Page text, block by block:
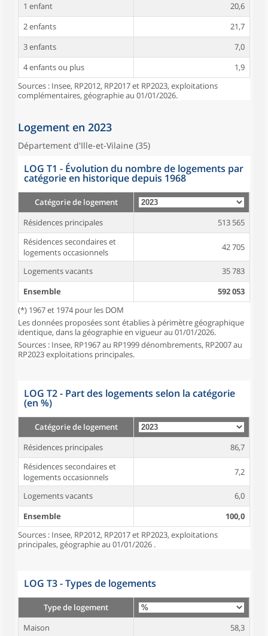
1 enfant
20,6
2 enfants
21,7
3 enfants
7,0
4 enfants ou plus
1,9
Sources : Insee, RP2012, RP2017 et RP2023, exploitations
complémentaires, géographie au 01/01/2026.
Logement en 2023
Département d'Ille-et-Vilaine (35)
LOG T1 - Évolution du nombre de logements par
catégorie en historique depuis 1968
Catégorie de logement
Résidences principales
513 565
Résidences secondaires et
logements occasionnels
42 705
Logements vacants
35 783
Ensemble
592 053
(*) 1967 et 1974 pour les DOM
Les données proposées sont établies à périmètre géographique
identique, dans la géographie en vigueur au 01/01/2026.
Sources : Insee, RP1967 au RP1999 dénombrements, RP2007 au
RP2023 exploitations principales.
LOG T2 - Part des logements selon la catégorie
(en %)
Catégorie de logement
Résidences principales
86,7
Résidences secondaires et
logements occasionnels
7,2
Logements vacants
6,0
Ensemble
100,0
Sources : Insee, RP2012, RP2017 et RP2023, exploitations
principales, géographie au 01/01/2026 .
LOG T3 - Types de logements
Type de logement
Maison
58,3